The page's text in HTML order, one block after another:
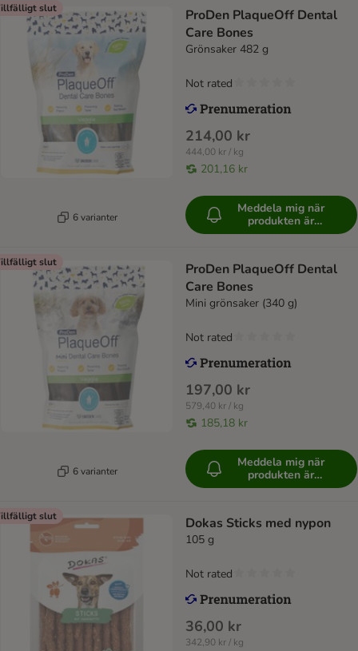
slut
6 varianter
ProDen PlaqueOff Dental
Care Bones
Grönsaker 482 g
214,00 kr
444,00 kr / kg
201,16 kr
Not rated
Meddela mig när
produkten är
tillgänglig
slut
6 varianter
ProDen PlaqueOff Dental
Care Bones
Mini grönsaker (340 g)
197,00 kr
579,40 kr / kg
185,18 kr
Not rated
Meddela mig när
produkten är
tillgänglig
slut Dokas Sticks med nypon
105 g
36,00 kr
342,90 kr / kg
Not rated